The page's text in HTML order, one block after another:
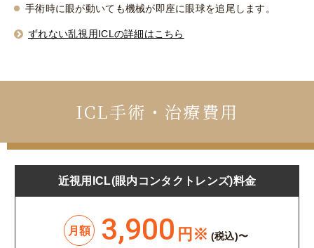
手術時に眼が動いても機械が即座に眼球を追尾します。
ずれない乱視用ICLの詳細はこちら
ICL手術・治療費用
近視用ICL(眼内コンタクトレンズ)料金
月額 3,900 円※ (税込)〜